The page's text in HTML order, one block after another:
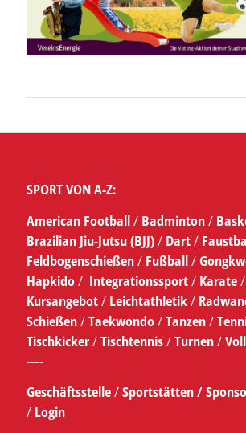
SPORT VON A-Z:
American Football/ Badminton/
Brazilian Jiu-Jutsu (BJJ)/ Dart/
Feldbogenschießen/ Fußball/
Hapkido/ Integrationssport/ Karate/
Kursangebot/Leichtathletik/
Schießen/Taekwondo/Tanzen/
Tischkicker/Tischtennis/Turnen/
—-
Geschäftsstelle/Sportstätten /
/ Login